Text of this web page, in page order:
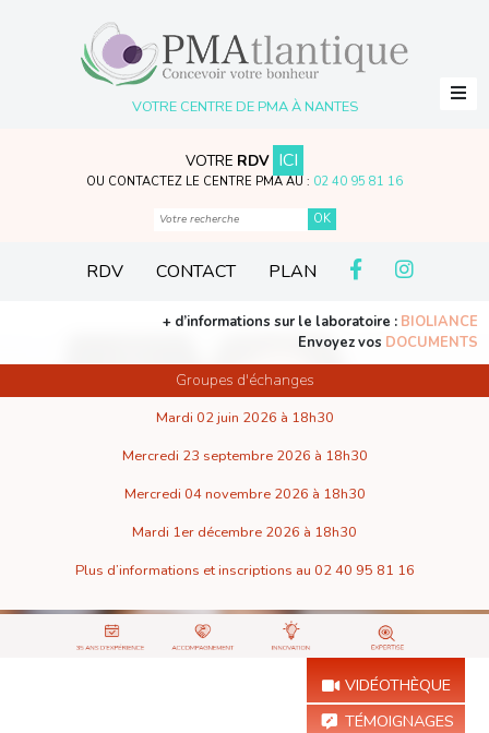
VOTRE CENTRE DE PMA À NANTES
VOTRE RDV ICI
OU CONTACTEZ LE CENTRE PMA AU : 02 40 95 81 16
+ d’informations sur le laboratoire : BIOLIANCE
Envoyez vos DOCUMENTS
RDV CONTACT PLAN
Groupes d'échanges
Mardi 02 juin 2026 à 18h30
Mercredi 23 septembre 2026 à 18h30
Mercredi 04 novembre 2026 à 18h30
Mardi 1er décembre 2026 à 18h30
Plus d’informations et inscriptions au 02 40 95 81 16
VIDÉOTHÈQUE
TÉMOIGNAGES